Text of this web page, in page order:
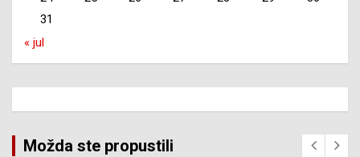
31
« jul
Možda ste propustili